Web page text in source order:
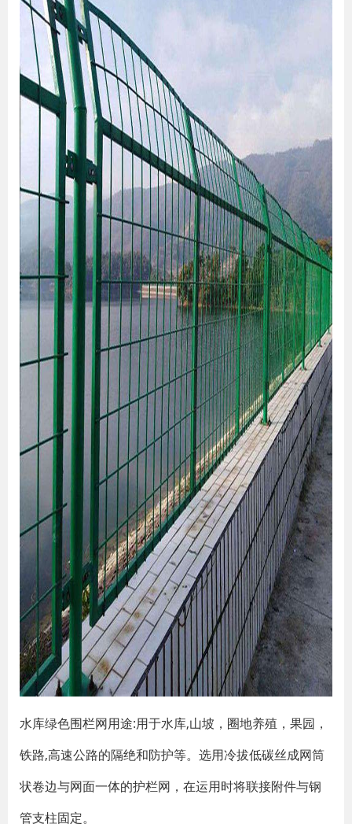
水库绿色围栏网用途:用于水库,山坡，圈地养殖，果园，
铁路,高速公路的隔绝和防护等。选用冷拔低碳丝成网筒
状卷边与网面一体的护栏网，在运用时将联接附件与钢
管支柱固定。